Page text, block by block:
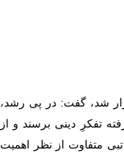
شد، گفت: در پی رشد،
تفکرِ دینی برسند و از
متفاوت از نظر اهمیت